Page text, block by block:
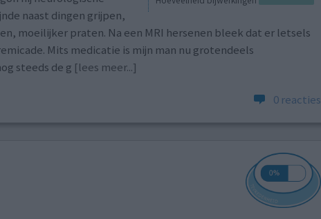
naast dingen grijpen,
moeilijker praten. Na een MRI hersenen bleek dat er letsels
Mits medicatie is mijn man nu grotendeels
steeds de g [lees meer...]
0 reacties